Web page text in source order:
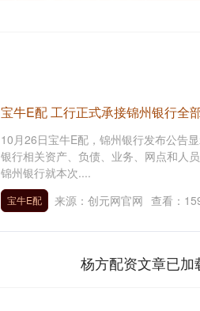
宝牛E配 工行正式承接锦州银行全
10月26日宝牛E配，锦州银行发布公告
银行相关资产、负债、业务、网点和人
锦州银行就本次....
宝牛E配 来源：创元网官网 查看：
杨方配资文章已加